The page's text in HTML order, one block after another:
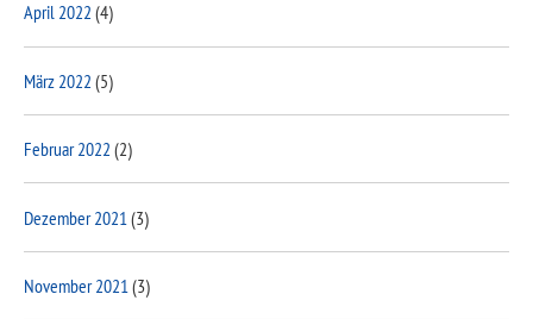
April 2022 (4)
März 2022 (5)
Februar 2022 (2)
Dezember 2021 (3)
November 2021 (3)